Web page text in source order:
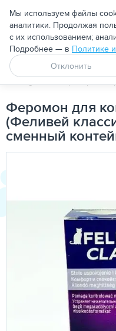
Апоквел
PetDog Ветеринарные
Феромон для
(Феливей
сменный
Мы используем файлы
аналитики. Продолжая
с их использованием;
Подробнее — в Политике
Отклонить